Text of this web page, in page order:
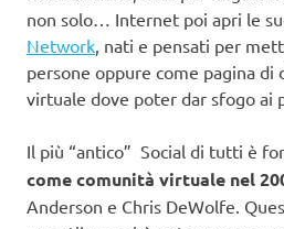
non solo… Internet poi apri le
Network , nati e pensati per
persone oppure come pagina di
virtuale dove poter dar sfogo ai
Il più “antico” Social di tutti è
come comunità virtuale nel
Anderson e Chris DeWolfe.